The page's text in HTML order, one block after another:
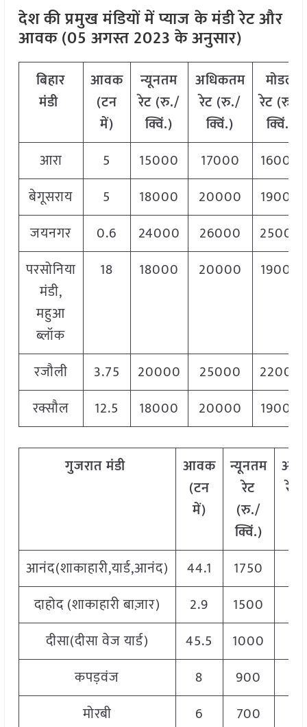
देश की प्रमुख मंडियों में प्याजके मंडी रेट और
आवक (05 अगस्त 2023 के अनुसार)
बिहार
मंडी
आवक
(टन
में)
न्यूनतम
रेट (रु./
क्विं.)
अधिकतम
रेट (रु./
क्विं.)
मोडल
रेट (रु./
क्विं.)
आरा
5 15000 17000
16000
बेगूसराय
5 18000 20000
19000
जयनगर
0.6 24000 26000
25000
परसोनिया
मंडी,
महुआ
ब्लॉक
18 18000 20000 19000
रजौली 3.75 20000 25000
22000
रक्सौल
12.5 18000 20000 19000
गुजरातमंडी
आवक
(टन
में)
न्यूनतम
रेट
(रु./
क्विं.)
रेट
आनंद(शाकाहारी,यार्ड,आनंद) 44.1 1750
दाहोद (शाकाहारी बाज़ार)
2.9 1500
दीसा(दीसा वेज यार्ड)
45.5 1000
कपड़वंज
8 900
मोरबी
6 700